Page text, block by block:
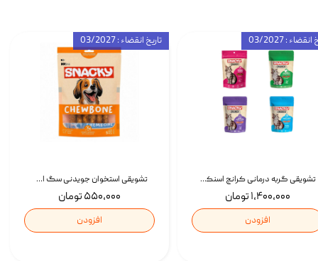
تشویقی استخوان جویدنی سگ اسنکی کرانچی با طعم مرغ Snacky Crunchy Munchy وزن 100 گرم
۵۵۰,۰۰۰ تومان
افزودن
تاریخ انقضاء : 03/2027
تشویقی گربه درمانی کرانچ اسنکی با طعم میکس Snacky Crunch Cat Treats وزن 60 گرم بسته 4 عددی
۱,۴۰۰,۰۰۰ تومان
افزودن
: 03/2027